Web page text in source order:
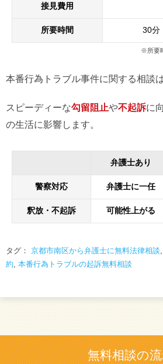
接見費用
所要時間 30分
※所要
本番行為トラブル事件に関する相談
スピーディーな勾留阻止や不起訴に
の生活に影響します。
弁護士あり
警察対応 弁護士に一任
釈放・不起訴 可能性上がる
タグ： 京都市南区から弁護士に無料法律相談
約, 本番行為トラブルの起訴無料相談
無料相談の